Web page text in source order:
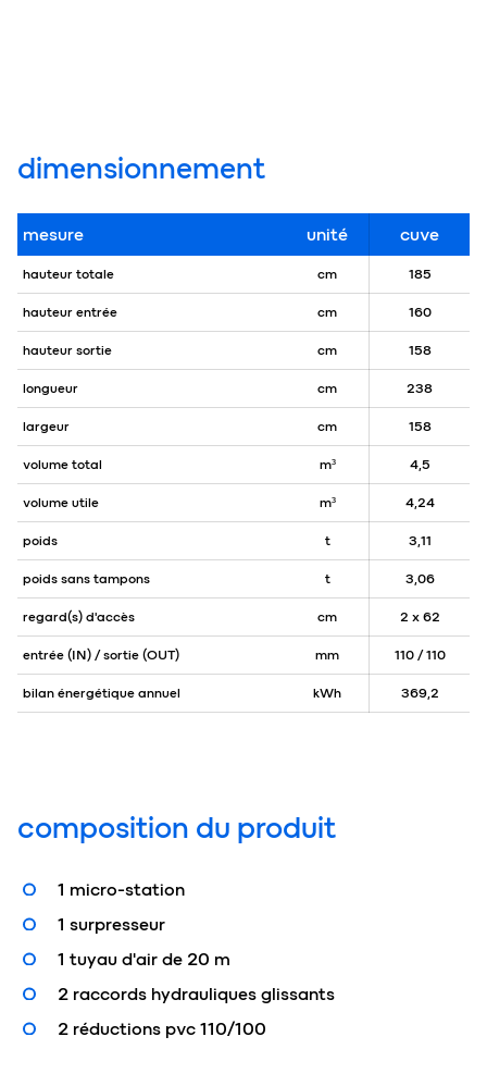
dimensionnement
mesure unité cuve
hauteur totale cm 185
hauteur entrée cm 160
hauteur sortie cm 158
longueur cm 238
largeur cm 158
volume total m³ 4,5
volume utile m³ 4,24
poids t 3,11
poids sans tampons t 3,06
regard(s) d'accès cm 2 x 62
entrée (IN) / sortie (OUT) mm 110 / 110
bilan énergétique annuel kWh 369,2
composition du produit
1 micro-station
1 surpresseur
1 tuyau d'air de 20 m
2 raccords hydrauliques glissants
2 réductions pvc 110/100